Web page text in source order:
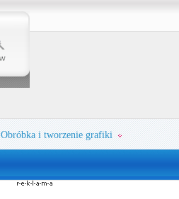
Obróbka i tworzenie grafiki